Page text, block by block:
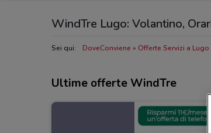
WindTre Lugo: Volantino,
Sei qui: DoveConviene Offerte Servizi a Lugo
Ultime offerte WindTre